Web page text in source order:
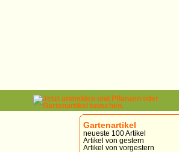
Gartenartikel
neueste 100 Artikel
Artikel von gestern
Artikel von vorgestern